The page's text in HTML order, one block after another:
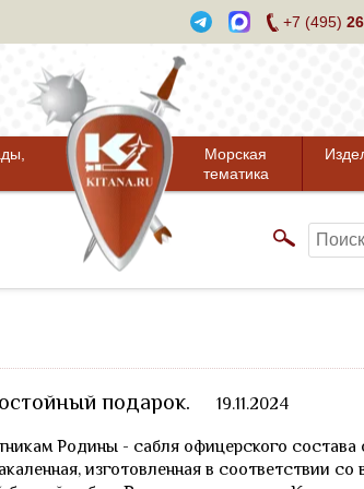
+7 (495)
Морская
тематика
подарок. 19.11.2024
Родины - сабля офицерского состава
изготовленная в соответствии со